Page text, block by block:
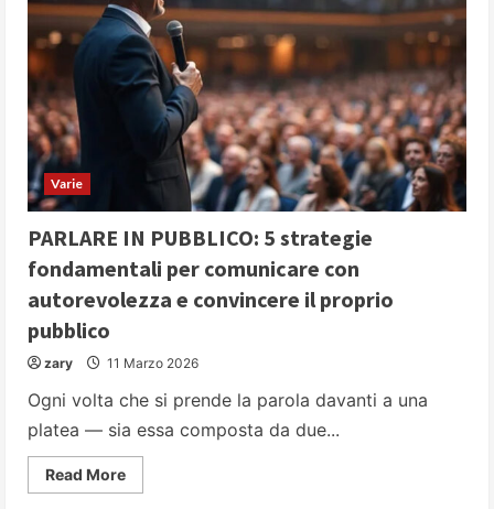
Varie
PARLARE IN PUBBLICO: 5 strategie
fondamentali per comunicare con
autorevolezza e convincere il proprio
pubblico
zary 11 Marzo 2026
Ogni volta che si prende la parola davanti a una
platea — sia essa composta da due...
Read MoreRead
more